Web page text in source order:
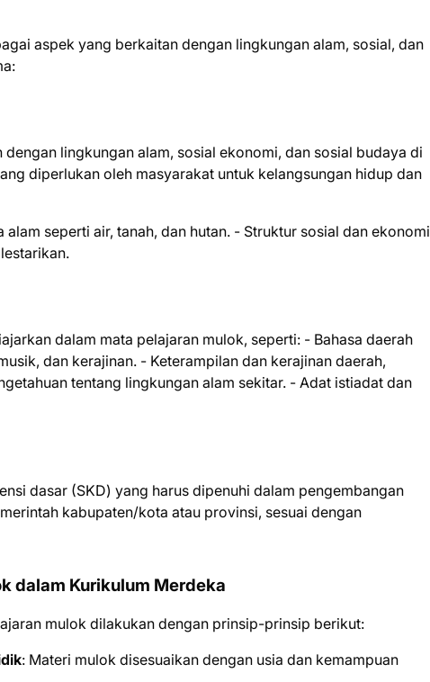
aspek yang berkaitan dengan lingkungan alam, sosial, dan
lingkungan alam, sosial ekonomi, dan sosial budaya di
diperlukan oleh masyarakat untuk kelangsungan hidup dan
seperti air, tanah, dan hutan. - Struktur sosial dan ekonomi
dalam mata pelajaran mulok, seperti: - Bahasa daerah
dan kerajinan. - Keterampilan dan kerajinan daerah,
tentang lingkungan alam sekitar. - Adat istiadat dan
dasar (SKD) yang harus dipenuhi dalam pengembangan
kabupaten/kota atau provinsi, sesuai dengan
dalam Kurikulum Merdeka
mulok dilakukan dengan prinsip-prinsip berikut:
: Materi mulok disesuaikan dengan usia dan kemampuan